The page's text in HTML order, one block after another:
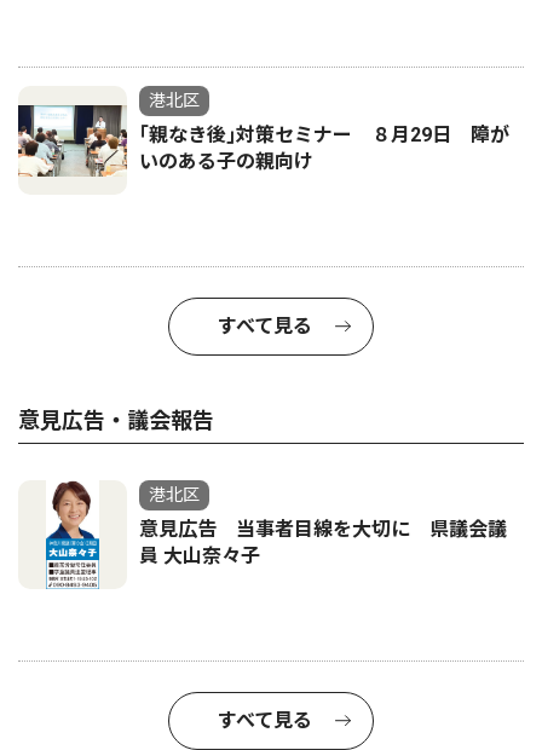
港北区
｢親なき後｣対策セミナー ８月29日 障が
いのある子の親向け
すべて見る
意見広告・議会報告
港北区
意見広告 当事者目線を大切に 県議会議
員 大山奈々子
すべて見る